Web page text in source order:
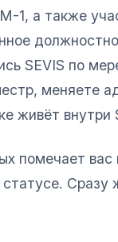
1, а также
SEVIS по
меняете
живёт внутри
помечает вас
Сразу